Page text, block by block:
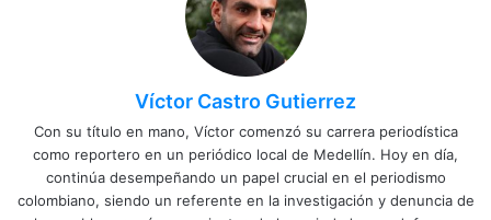
Víctor Castro Gutierrez
Con su título en mano, Víctor comenzó su carrera periodística
como reportero en un periódico local de Medellín. Hoy en día,
continúa desempeñando un papel crucial en el periodismo
colombiano, siendo un referente en la investigación y denuncia de